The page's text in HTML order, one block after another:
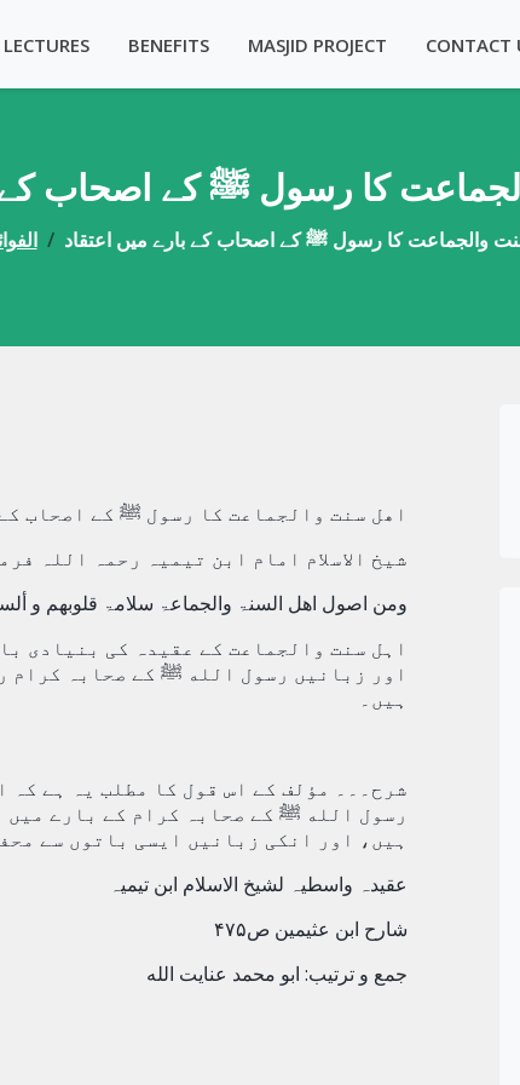
LECTURES BENEFITS MASJID PROJECT CONTACT
کا رسول ﷺ کے اصحاب کے
والجماعت کا رسول ﷺ کے اصحاب کے بارے میں اعتقاد
اھل سنت والجماعت کا رسول ﷺ کے اصحاب
شیخ الاسلام امام ابن تیمیہ رحمہ اللہ
ومن اصول اھل السنۃ والجماعۃ سلامۃ قلوبھم و
اہل سنت والجماعت کے عقیدہ کی بنیادی
اور زبانیں رسول الله ﷺ کے صحابہ کرام
ہیں۔
شرح۔۔۔ مؤلف کے اس قول کا مطلب یہ ہے کہ
رسول الله ﷺ کے صحابہ کرام کے بارے
ہیں، اور انکی زبانیں ایسی باتوں سے
عقیدہ واسطیہ لشیخ الاسلام ابن تیمیہ
شارح ابن عثیمین ص۴۷۵
جمع و ترتیب: ابو محمد عنایت الله